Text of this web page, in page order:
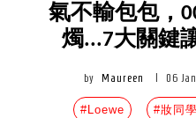
氣不輸包包，
燭...7大關鍵
by Maureen 06
#Loewe #妝同